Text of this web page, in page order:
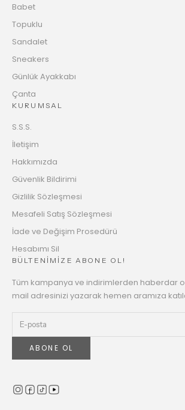
Babet
Topuklu
Sandalet
Sneakers
Günlük Ayakkabı
Çanta
KURUMSAL
S.S.S.
İletişim
Hakkımızda
Güvenlik Bildirimi
Gizlilik Sözleşmesi
Mesafeli Satış Sözleşmesi
İade ve Değişim Prosedürü
Hesabımı Sil
BÜLTENİMİZE ABONE OL!
Tüm kampanya ve indirimlerden haberdar
mail adresinizi yazarak hemen aramıza
ABONE OL